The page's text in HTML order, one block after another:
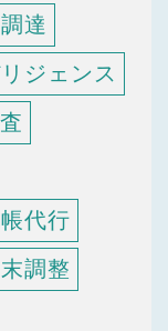
達
ジェンス
代行
調整